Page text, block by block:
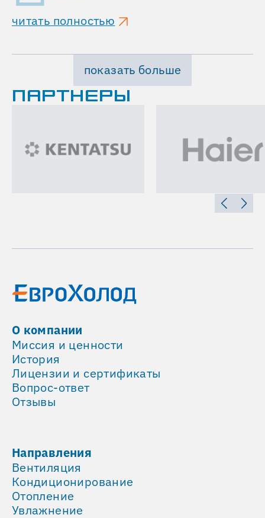
читать полностью
показать больше
ПАРТНЕРЫ
О компании
Миссия и ценности
История
Лицензии и сертификаты
Вопрос-ответ
Отзывы
Направления
Вентиляция
Кондиционирование
Отопление
Увлажнение